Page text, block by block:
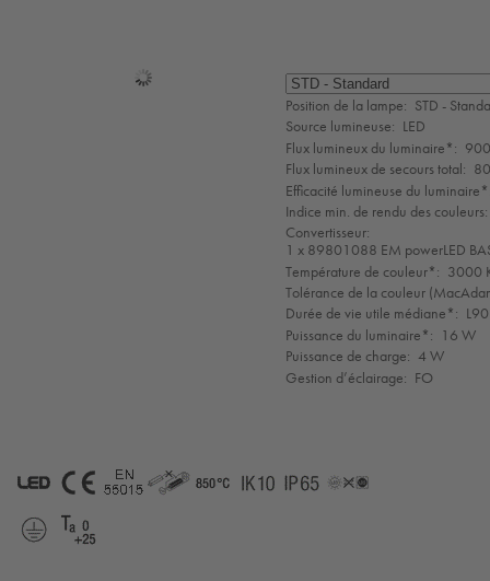
Sélection
de
mode
Position de la lampe: STD -
Source lumineuse: LED
Flux lumineux du luminaire*:
Flux lumineux de secours total:
Efficacité lumineuse du
Indice min. de rendu des couleurs:
Convertisseur:
1 x 89801088 EM powerLED
Température de couleur*: 3000
Tolérance de la couleur
Durée de vie utile médiane*:
Puissance du luminaire*: 16 W
Puissance de charge: 4 W
Gestion d’éclairage: FO
LED